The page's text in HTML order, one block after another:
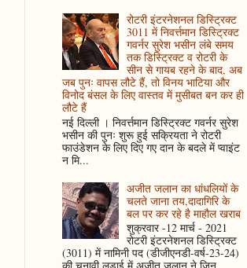
रोटरी इंटरनेशनल डिस्ट्रिक्ट
3011 में निवर्त्तमान डिस्ट्रिक्ट
गवर्नर सुरेश भसीन लंबे समय
तक डिस्ट्रिक्ट व रोटरी के
सीन से गायब रहने के बाद, अब
जब पुनः वापस लौटे हैं, तो विनय भाटिया और
विनोद बंसल के लिए वास्तव में मुसीबत बन कर ही
लौटे हैं
नई दिल्ली । निवर्त्तमान डिस्ट्रिक्ट गवर्नर सुरेश
भसीन की पुनः शुरू हुई सक्रियता ने रोटरी
फाउंडेशन के लिए दिए गए दान के बदले में प्वाइंट
न मि...
अजीत जलान का धांधलियों के
चलते जाना तय,दादागिरि के
बल पर कर रहे है माहौल खराब
शुक्रवार -12 मार्च - 2021
रोटरी इंटरनेशनल डिस्ट्रिक्ट
(3011) में नामिनी पद (डीजीएनडी-वर्ष-23-24)